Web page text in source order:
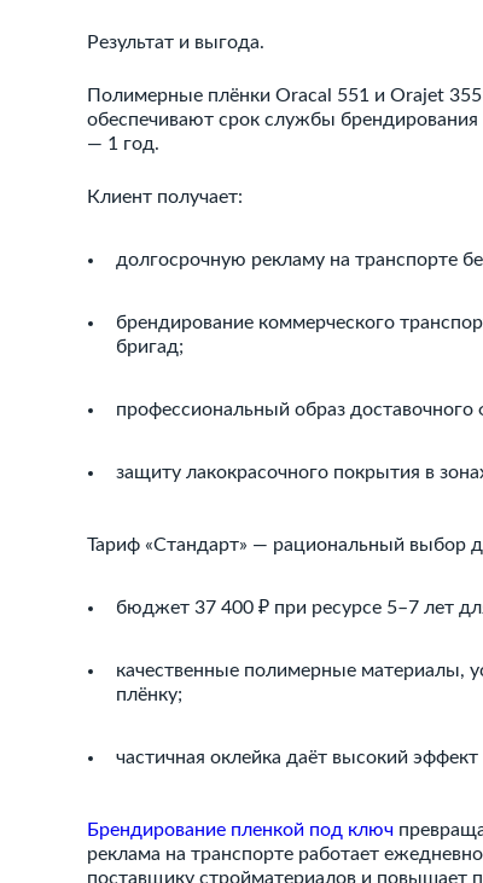
Результат и выгода.
Полимерные плёнки Oracal 551 и Orajet
обеспечивают срок службы брендирования
— 1 год.
Клиент получает:
долгосрочную рекламу на транспорте
брендирование коммерческого
бригад;
профессиональный образ
защиту лакокрасочного покрытия в
Тариф «Стандарт» — рациональный выбор
бюджет 37 400 ₽ при ресурсе 5–7 лет
качественные полимерные материалы,
плёнку;
частичная оклейка даёт высокий
Брендирование пленкой под ключ
реклама на транспорте работает
поставщику стройматериалов и повышает